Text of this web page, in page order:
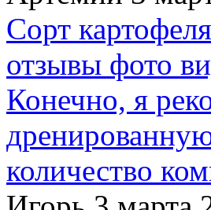
Сорт
отзывы фото
Конечно, я
количество